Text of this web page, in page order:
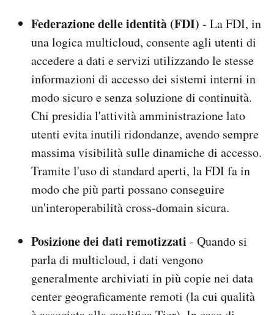
Federazione delle identità (FDI) - La FDI, in
una logica multicloud, consente agli utenti di
accedere a dati e servizi utilizzando le stesse
informazioni di accesso dei sistemi interni in
modo sicuro e senza soluzione di continuità.
Chi presidia l'attività amministrazione lato
utenti evita inutili ridondanze, avendo sempre
massima visibilità sulle dinamiche di accesso.
Tramite l'uso di standard aperti, la FDI fa in
modo che più parti possano conseguire
un'interoperabilità cross-domain sicura.
Posizione dei dati remotizzati - Quando si
parla di multicloud, i dati vengono
generalmente archiviati in più copie nei data
center geograficamente remoti (la cui qualità